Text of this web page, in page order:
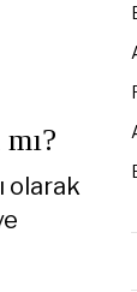
olarak